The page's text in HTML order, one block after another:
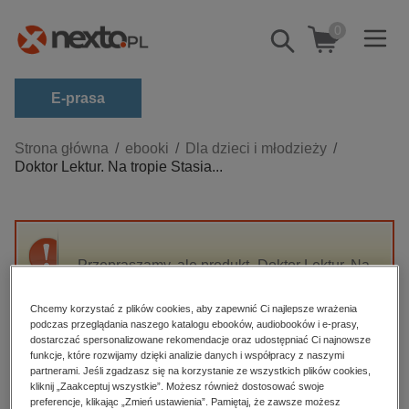
Pokaż/schowaj
wyszukiwarkę
0
E-prasa
Kategorie
Zobacz wszystkie E-prasa
budownictwo, aranżacja wnętrz
darmowe wydania
edukacja
hobby, sport, rozrywka
komputery, internet, technologie, informatyka
Strona główna ebooki
Dla dzieci i młodzieży
Doktor Lektur. Na tropie Stasia...
Przepraszamy, ale produkt „Doktor Lektur. Na
High-contrast mode
Polecane
Chcemy korzystać z plików cookies, aby zapewnić Ci najlepsze wrażenia
podczas przeglądania naszego katalogu ebooków, audiobooków i e-prasy,
dostarczać spersonalizowane rekomendacje oraz udostępniać Ci najnowsze
funkcje, które rozwijamy dzięki analizie danych i współpracy z naszymi
partnerami. Jeśli zgadzasz się na korzystanie ze wszystkich plików cookies,
kliknij „Zaakceptuj wszystkie”. Możesz również dostosować swoje
preferencje, klikając „Zmień ustawienia”. Pamiętaj, że zawsze możesz